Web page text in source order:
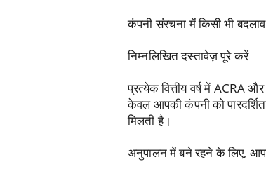
कंपनी संरचना में किसी भी
निम्नलिखित दस्तावेज़ पूरे करें
प्रत्येक वित्तीय वर्ष में ACRA
केवल आपकी कंपनी को
मिलती है।
अनुपालन में बने रहने के लिए,